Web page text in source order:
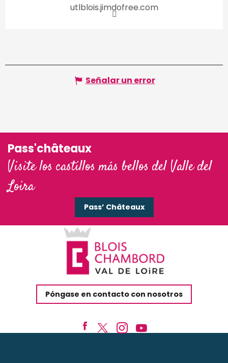
utlblois.jimdofree.com
Señalar un error
Pass'châteaux
Visite los castillos más bellos del Valle del
Loira
Pass’ Châteaux
Póngase en contacto con nosotros